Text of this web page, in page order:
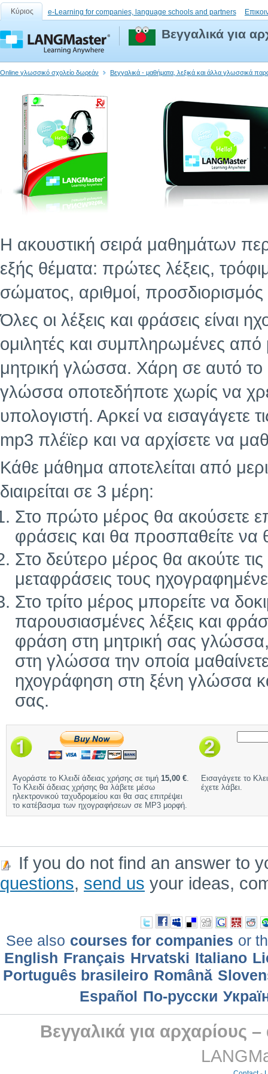
Κύριος e-Learning for companies, language schools and partners
Βεγγαλικά για
Online γλωσσικό σχολείο δωρεάν Βεγγαλικά - μαθήματα, λεξικά και άλλα γλωσσικά
Η ακουστική σειρά μαθημάτων
εξής θέματα: πρώτες λέξεις,
σώματος, αριθμοί,
Όλες οι λέξεις και φράσεις είναι
ομιλητές και συμπληρωμένες
μητρική γλώσσα. Χάρη σε αυτό
γλώσσα οποτεδήποτε χωρίς να
υπολογιστή. Αρκεί να εισαγάγετε
mp3 πλέϊερ και να αρχίσετε να
Κάθε μάθημα αποτελείται από
διαιρείται σε 3 μέρη:
Στο πρώτο μέρος θα ακούσετε
φράσεις και θα προσπαθείτε να
Στο δεύτερο μέρος θα ακούτε τις
μεταφράσεις τους
Στο τρίτο μέρος μπορείτε να
παρουσιασμένες λέξεις και
φράση στη μητρική σας
στη γλώσσα την οποία
ηχογράφηση στη ξένη γλώσσα
σας.
Αγοράστε το Κλειδί άδειας χρήσης σε τιμή 15,00 €.
Το Κλειδί άδειας χρήσης θα λάβετε μέσω
ηλεκτρονικού ταχυδρομείου και θα σας επιτρέψει
το κατέβασμα των ηχογραφήσεων σε MP3 μορφή.
Εισαγάγετε το
έχετε λάβει.
If you do not find an answer to
questions, send us your ideas,
See also courses for companies or
English Français Hrvatski Italiano
Português brasileiro Română
Еspañol По-русски
Βεγγαλικά για αρχαρίους